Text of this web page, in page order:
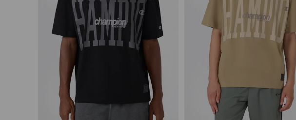
Vista rápida